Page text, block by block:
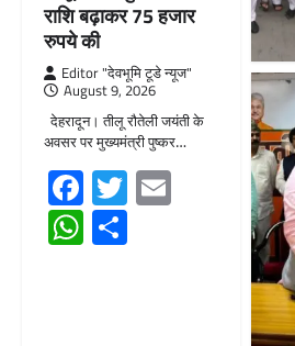
राशि बढ़ाकर 75 हजार
रुपये की
Editor "देवभूमि टूडे न्यूज"
August 9, 2026
देहरादून। तीलू रौतेली जयंती के
अवसर पर मुख्यमंत्री पुष्कर…
Facebook
TwitterEmail
WhatsApp